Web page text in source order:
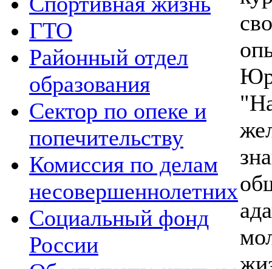
ГТО
Районный отдел
образования
Сектор по опеке и
попечительству
Комиссия по делам
несовершеннолетних
Социальный фонд
России